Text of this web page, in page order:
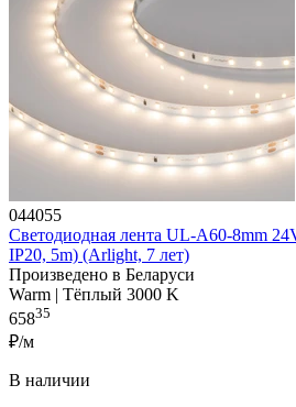
044055
Светодиодная лента UL-A60-8mm
IP20, 5m) (Arlight, 7 лет)
Произведено в Беларуси
Warm | Тёплый 3000 K
65835
₽/м
В наличии